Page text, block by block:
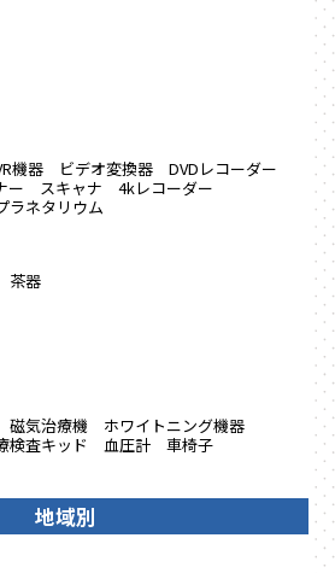
機器 ビデオ変換器
DVDレコーダー
ー スキャナ
4kレコーダー
ラネタリウム
茶器
磁気治療機
ホワイトニング機器
検査キッド 血圧計
車椅子
地域別